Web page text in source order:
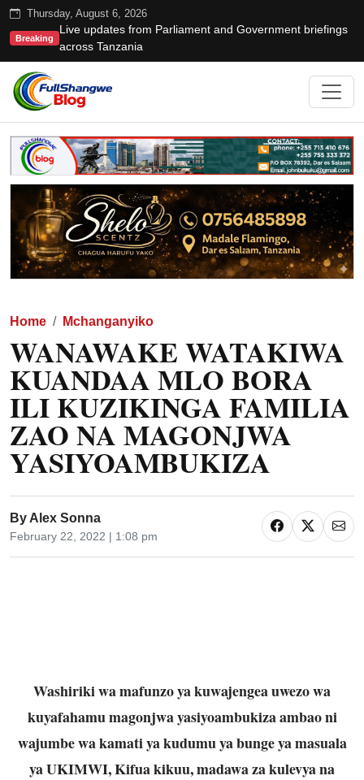
Thursday, August 6, 2026
Breaking
Live updates from Parliament and Government briefings
across Tanzania
Home Mchanganyiko
WANAWAKE WATAKIWA
KUANDAA MLO BORA
ILI KUZIKINGA FAMILIA
ZAO NA MAGONJWA
YASIYOAMBUKIZA
By Alex Sonna
February 22, 2022 | 1:08 pm
Washiriki wa mafunzo ya kuwajengea uwezo wa
kuyafahamu magonjwa yasiyoambukiza ambao ni
wajumbe wa kamati ya kudumu ya bunge ya masuala
ya UKIMWI, Kifua kikuu, madawa za kulevya na